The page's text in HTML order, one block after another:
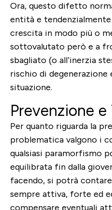
Ora, questo difetto
entità e
crescita in modo più o
sottovalutato però e a
sbagliato (o all’inerzia
rischio di degenerazione
situazione.
Prevenzione
Per quanto riguarda la
problematica valgono i
qualsiasi paramorfismo
equilibrata fin dalla
facendo, si potrà
sempre attiva, forte ed
compensare eventuali